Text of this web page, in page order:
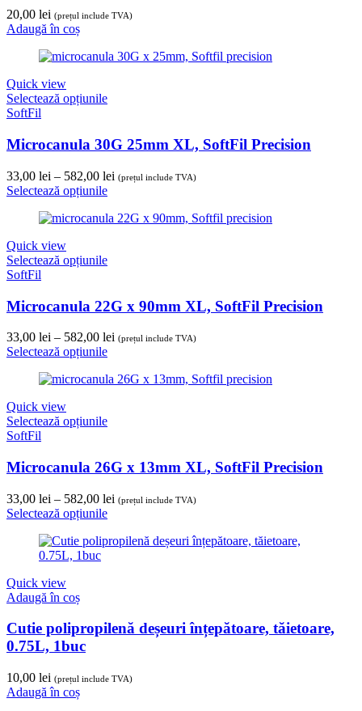
20,00 lei (prețul include TVA)
Adaugă în coș
Quick view
Selectează opțiunile
SoftFil
Microcanula 30G 25mm XL, SoftFil Precision
33,00 lei – 582,00 lei Interval
33,00 lei
(prețul include TVA)
Selectează opțiunile
Quick view
Selectează opțiunile
SoftFil
Microcanula 22G x 90mm XL, SoftFil Precision
33,00 lei – 582,00 lei Interval
33,00 lei
(prețul include TVA)
Selectează opțiunile
Quick view
Selectează opțiunile
SoftFil
Microcanula 26G x 13mm XL, SoftFil Precision
33,00 lei – 582,00 lei Interval
33,00 lei
(prețul include TVA)
Selectează opțiunile
Quick view
Adaugă în coș
Cutie polipropilenă deșeuri înțepătoare, tăietoare,
0.75L, 1buc
10,00 lei (prețul include TVA)
Adaugă în coș